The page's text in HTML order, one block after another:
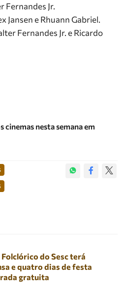
Fernandes Jr.
Jansen e Rhuann Gabriel.
Fernandes Jr. e Ricardo
cinemas nesta semana em
do Sesc terá
e quatro dias de festa
gratuita